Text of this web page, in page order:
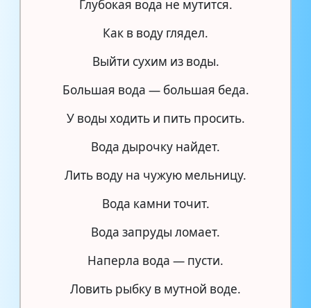
Глубокая вода не мутится.
Как в воду глядел.
Выйти сухим из воды.
Большая вода — большая беда.
У воды ходить и пить просить.
Вода дырочку найдет.
Лить воду на чужую мельницу.
Вода камни точит.
Вода запруды ломает.
Наперла вода — пусти.
Ловить рыбку в мутной воде.